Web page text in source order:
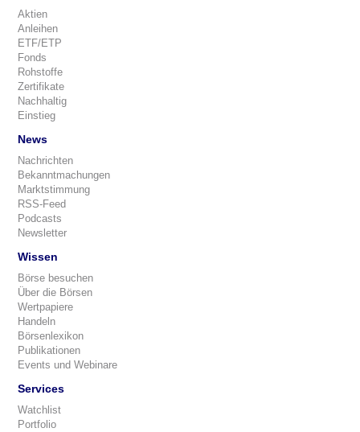
Aktien
Anleihen
ETF/ETP
Fonds
Rohstoffe
Zertifikate
Nachhaltig
Einstieg
News
Nachrichten
Bekanntmachungen
Marktstimmung
RSS-Feed
Podcasts
Newsletter
Wissen
Börse besuchen
Über die Börsen
Wertpapiere
Handeln
Börsenlexikon
Publikationen
Events und Webinare
Services
Watchlist
Portfolio